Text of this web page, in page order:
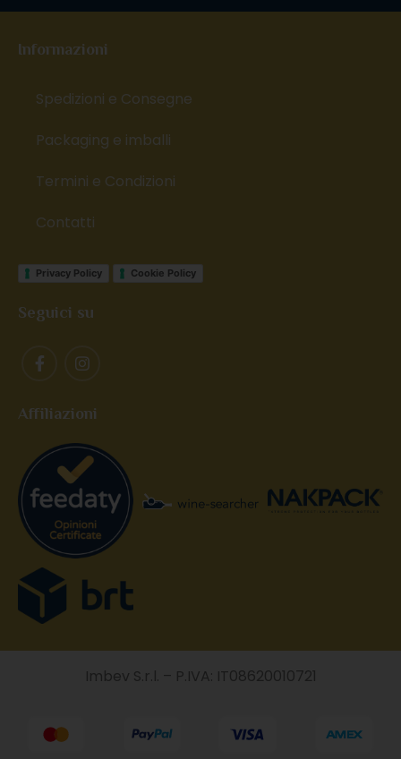
Informazioni
Spedizioni e Consegne
Packaging e imballi
Termini e Condizioni
Contatti
Privacy Policy Cookie Policy
Seguici su
Affiliazioni
Imbev S.r.l. – P.IVA: IT08620010721